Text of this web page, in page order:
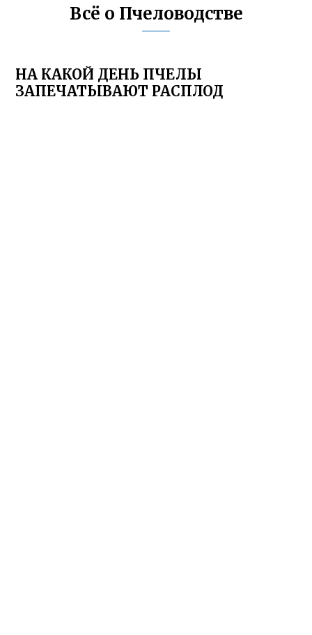
Всё о Пчеловодстве
НА КАКОЙ ДЕНЬ ПЧЕЛЫ
ЗАПЕЧАТЫВАЮТ РАСПЛОД